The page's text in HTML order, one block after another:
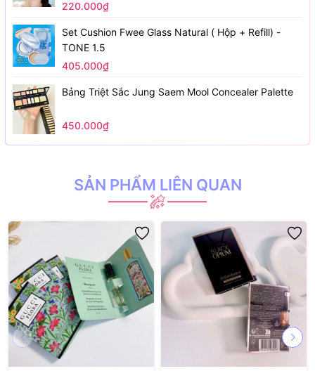
220.000₫
Set Cushion Fwee Glass Natural ( Hộp + Refill) -
TONE 1.5
405.000₫
Bảng Triệt Sắc Jung Saem Mool Concealer Palette
450.000₫
SẢN PHẨM LIÊN QUAN